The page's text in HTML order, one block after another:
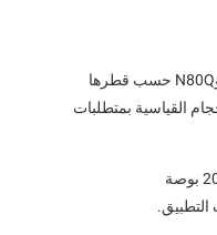
يتم تحديد أبعاد أنابيب التغليف N80-1 وN80Q حسب قطرها
القياسية بمتطلبات
التطبيق.